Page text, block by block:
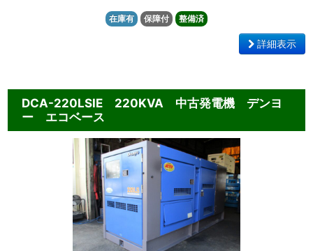
在庫有 保障付 整備済
詳細表示
DCA-220LSIE 220KVA 中古発電機 デンヨ
ー エコベース